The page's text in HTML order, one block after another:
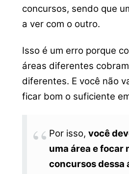
concursos, sendo que
a ver com o outro.
Isso é um erro porque
áreas diferentes
diferentes. E você não
ficar bom o suficiente
Por isso, você
uma área e focar
concursos dessa